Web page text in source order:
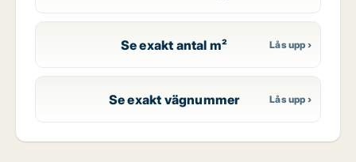
Se exakt antal m²
Se exakt vägnummer